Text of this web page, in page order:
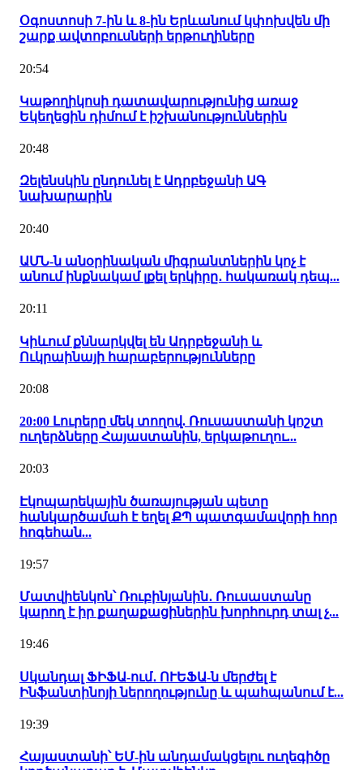
Օգոստոսի 7-ին և 8-ին Երևանում կփոխվեն մի
շարք ավտոբուսների երթուղիները
20:54
Կաթողիկոսի դատավարությունից առաջ
Եկեղեցին դիմում է իշխանություններին
20:48
Զելենսկին ընդունել է Ադրբեջանի ԱԳ
նախարարին
20:40
ԱՄՆ-ն անօրինական միգրանտներին կոչ է
անում ինքնակամ լքել երկիրը․ հակառակ դեպ...
20:11
Կիևում քննարկվել են Ադրբեջանի և
Ուկրաինայի հարաբերությունները
20:08
20:00 Լուրերը մեկ տողով. Ռուսաստանի կոշտ
ուղերձները Հայաստանին, երկաթուղու...
20:03
Էկոպարեկային ծառայության պետը
հանկարծամահ է եղել ՔՊ պատգամավորի հոր
հոգեհան...
19:57
Մատվիենկոն՝ Ռուբինյանին․ Ռուսաստանը
կարող է իր քաղաքացիներին խորհուրդ տալ չ...
19:46
Սկանդալ ՖԻՖԱ-ում․ ՈՒԵՖԱ-ն մերժել է
Ինֆանտինոյի ներողությունը և պահպանում է...
19:39
Հայաստանի՝ ԵՄ-ին անդամակցելու ուղեգիծը